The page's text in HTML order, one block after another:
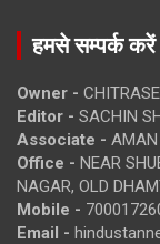
हमसे सम्पर्क करें
Owner -
Editor - SACHIN
Associate - AMAN
Office - NEAR
NAGAR, OLD
Mobile -
Email -